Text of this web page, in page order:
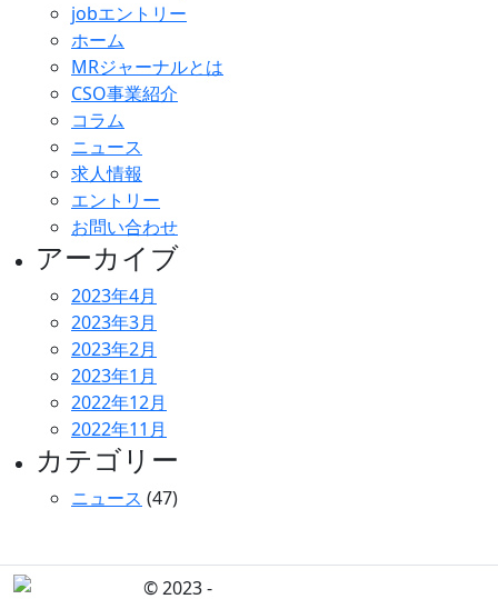
jobエントリー
ホーム
MRジャーナルとは
CSO事業紹介
コラム
ニュース
求人情報
エントリー
お問い合わせ
アーカイブ
2023年4月
2023年3月
2023年2月
2023年1月
2022年12月
2022年11月
カテゴリー
ニュース (47)
© 2023 -